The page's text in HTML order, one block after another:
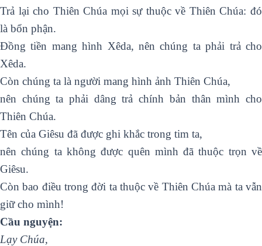
Trả lại cho Thiên Chúa mọi sự thuộc về Thiên Chúa: đó
là bổn phận.
Đồng tiền mang hình Xêda, nên chúng ta phải trả cho
Xêda.
Còn chúng ta là người mang hình ảnh Thiên Chúa,
nên chúng ta phải dâng trả chính bản thân mình cho
Thiên Chúa.
Tên của Giêsu đã được ghi khắc trong tim ta,
nên chúng ta không được quên mình đã thuộc trọn về
Giêsu.
Còn bao điều trong đời ta thuộc về Thiên Chúa mà ta vẫn
giữ cho mình!
Cầu nguyện:
Lạy Chúa,